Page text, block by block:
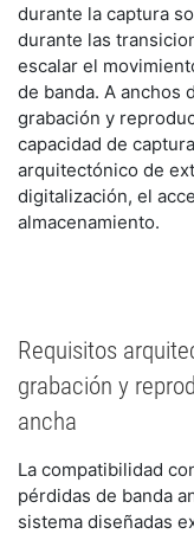
durante la captura
durante las
escalar el
de banda. A anchos
grabación y
capacidad de
arquitectónico de
digitalización, el
almacenamiento.
Requisitos
grabación y
ancha
La compatibilidad
pérdidas de banda
sistema diseñadas